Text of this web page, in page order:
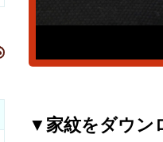
▼家紋をダウン